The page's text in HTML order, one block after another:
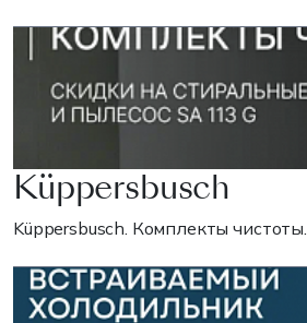
Küppersbusch
Küppersbusch. Комплекты чистоты.